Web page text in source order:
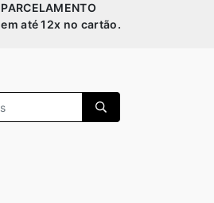
PARCELAMENTO
em até 12x no cartão.